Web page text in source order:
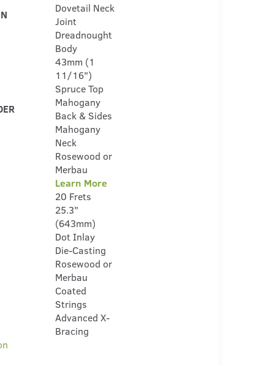
Dovetail Neck
Joint
Dreadnought
Body
43mm (1
11/16")
Spruce Top
Mahogany
Back & Sides
Mahogany
Neck
Rosewood or
Merbau
Learn More
20 Frets
25.3"
(643mm)
Dot Inlay
Die-Casting
Rosewood or
Merbau
Coated
Strings
Advanced X-
Bracing